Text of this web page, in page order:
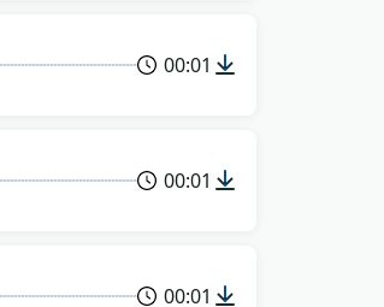
00:01
00:01
00:01